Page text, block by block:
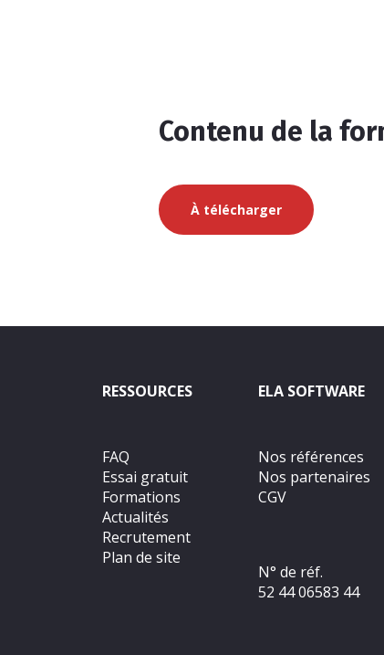
Contenu de la
À télécharger
RESSOURCES
FAQ
Essai gratuit
Formations
Actualités
Recrutement
Plan de site
ELA SOFTWARE
Nos références
Nos partenaires
CGV
N° de réf.
52 44 06583 44